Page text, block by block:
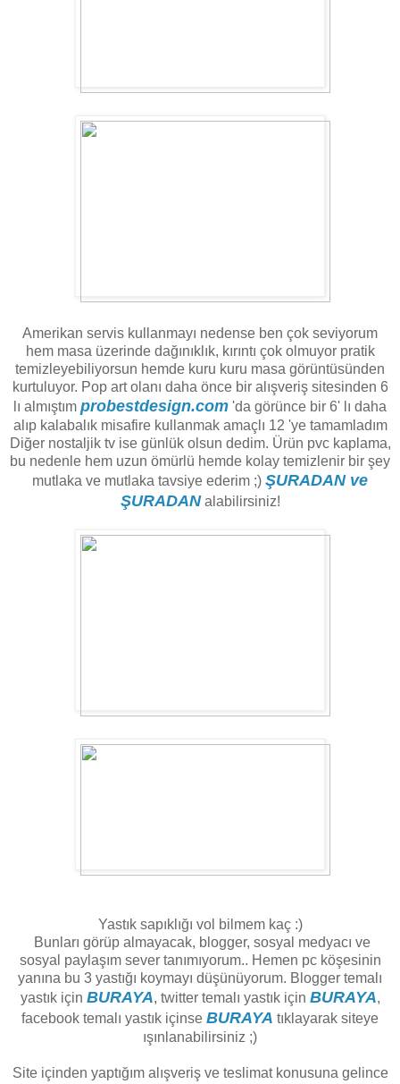
Amerikan servis kullanmayı nedense ben çok seviyorum
hem masa üzerinde dağınıklık, kırıntı çok olmuyor pratik
temizleyebiliyorsun hemde kuru kuru masa görüntüsünden
kurtuluyor. Pop art olanı daha önce bir alışveriş sitesinden 6
lı almıştım probestdesign.com 'da görünce bir 6' lı daha
alıp kalabalık misafire kullanmak amaçlı 12 'ye tamamladım
Diğer nostaljik tv ise günlük olsun dedim. Ürün pvc kaplama,
bu nedenle hem uzun ömürlü hemde kolay temizlenir bir şey
mutlaka ve mutlaka tavsiye ederim ;) ŞURADAN ve
ŞURADANalabilirsiniz!
Yastık sapıklığı vol bilmem kaç :)
Bunları görüp almayacak, blogger, sosyal medyacı ve
sosyal paylaşım sever tanımıyorum.. Hemen pc köşesinin
yanına bu 3 yastığı koymayı düşünüyorum. Blogger temalı
yastık için BURAYA, twitter temalı yastık için BURAYA,
facebook temalı yastık içinse BURAYA tıklayarak siteye
ışınlanabilirsiniz ;)
Site içinden yaptığım alışveriş ve teslimat konusuna gelince